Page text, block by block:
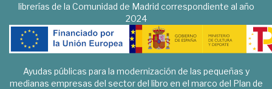
librerías de la Comunidad de Madrid correspondiente al año
2024
Ayudas públicas para la modernización de las pequeñas y
medianas empresas del sector del libro en el marco del Plan de